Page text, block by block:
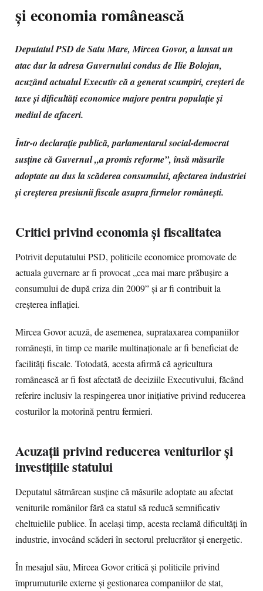
și economia românească
Deputatul PSD de Satu Mare, Mircea Govor, a lansat un
atac dur la adresa Guvernului condus de Ilie Bolojan,
acuzând actualul Executiv că a generat scumpiri, creșteri de
taxe și dificultăți economice majore pentru populație și
mediul de afaceri.
Într-o declarație publică, parlamentarul social-democrat
susține că Guvernul „a promis reforme”, însă măsurile
adoptate au dus la scăderea consumului, afectarea industriei
și creșterea presiunii fiscale asupra firmelor românești.
Critici privind economia și fiscalitatea
Potrivit deputatului PSD, politicile economice promovate de
actuala guvernare ar fi provocat „cea mai mare prăbușire a
consumului de după criza din 2009” și ar fi contribuit la
creșterea inflației.
Mircea Govor acuză, de asemenea, suprataxarea companiilor
românești, în timp ce marile multinaționale ar fi beneficiat de
facilități fiscale. Totodată, acesta afirmă că agricultura
românească ar fi fost afectată de deciziile Executivului, făcând
referire inclusiv la respingerea unor inițiative privind reducerea
costurilor la motorină pentru fermieri.
Acuzații privind reducerea veniturilor și
investițiile statului
Deputatul sătmărean susține că măsurile adoptate au afectat
veniturile românilor fără ca statul să reducă semnificativ
cheltuielile publice. În același timp, acesta reclamă dificultăți în
industrie, invocând scăderi în sectorul prelucrător și energetic.
În mesajul său, Mircea Govor critică și politicile privind
împrumuturile externe și gestionarea companiilor de stat,